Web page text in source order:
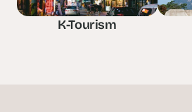
K-Tourism